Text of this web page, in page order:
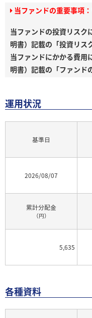
当ファンドの重要事項
当ファンドの投資リスク
明書）記載の「投資リス
当ファンドにかかる費用
明書）記載の「ファンド
運用状況
基準日
2026/08/07
累計分配金
（円）
5,635
各種資料